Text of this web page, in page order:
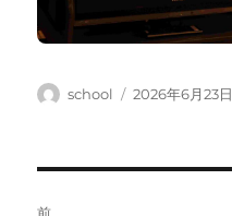
投
school
投
2026年6月23日
前